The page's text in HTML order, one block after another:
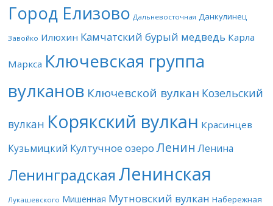
Город Елизово Дальневосточная Данкулинец
Завойко Илюхин Камчатский бурый медведь Карла
Маркса Ключевская группа
вулканов Ключевской вулкан Козельский
вулкан Корякский вулкан Красинцев
Кузьмицкий Култучное озеро Ленин Ленина
Ленинградская Ленинская
Лукашевского Мишенная Мутновский вулкан Набережная